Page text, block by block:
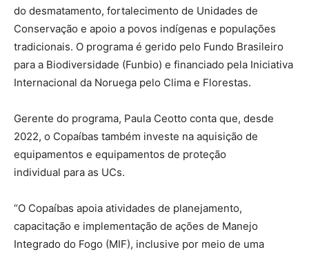
do desmatamento, fortalecimento de Unidades de
Conservação e apoio a povos indígenas e populações
tradicionais. O programa é gerido pelo Fundo Brasileiro
para a Biodiversidade (Funbio) e financiado pela Iniciativa
Internacional da Noruega pelo Clima e Florestas.
Gerente do programa, Paula Ceotto conta que, desde
2022, o Copaíbas também investe na aquisição de
equipamentos e equipamentos de proteção
individual para as UCs.
“O Copaíbas apoia atividades de planejamento,
capacitação e implementação de ações de Manejo
Integrado do Fogo (MIF), inclusive por meio de uma